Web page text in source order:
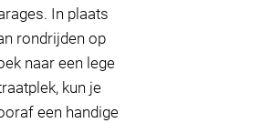
In plaats
rondrijden op
naar een lege
kun je
een handige